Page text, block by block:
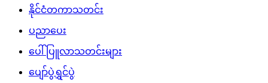
နိုင်ငံတကာသတင်း
ပညာပေး
ပေါ်ပြူလာသတင်းများ
ပျော်ပွဲရွှင်ပွဲ